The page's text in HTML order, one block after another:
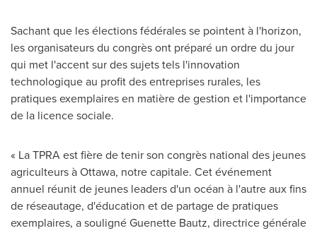
Sachant que les élections fédérales se pointent à l'horizon,
les organisateurs du congrès ont préparé un ordre du jour
qui met l'accent sur des sujets tels l'innovation
technologique au profit des entreprises rurales, les
pratiques exemplaires en matière de gestion et l'importance
de la licence sociale.
« La TPRA est fière de tenir son congrès national des jeunes
agriculteurs àOttawa, notre capitale. Cet événement
annuel réunit de jeunes leaders d'un océan à l'autre aux fins
de réseautage, d'éducation et de partage de pratiques
exemplaires, a soulignéGuenette Bautz, directrice générale